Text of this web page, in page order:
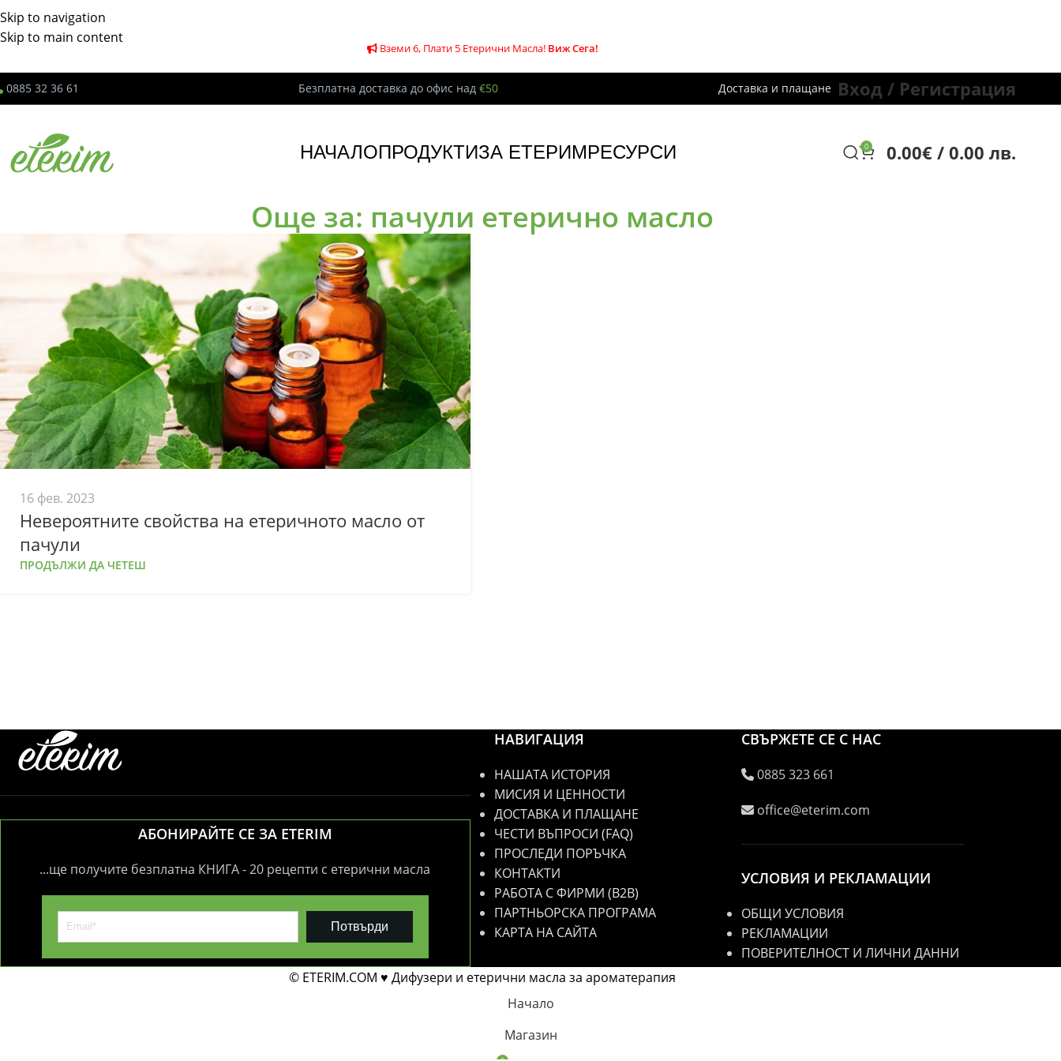
Skip to navigation
Skip to main content
Вземи 6, Плати 5 Етерични Масла! Виж Сега!
0885 32 36 61 Безплатна доставка до офис над€50 Доставка и плащане Вход / Регистрация
НАЧАЛОПРОДУКТИЗА ЕТЕРИМРЕСУРСИ 0 0.00€/ 0.00 лв.
Още за: пачули етерично масло
16 фев. 2023
Невероятните свойства на етеричното масло от
пачули
ПРОДЪЛЖИ ДА ЧЕТЕШ
АБОНИРАЙТЕ СЕ ЗА ETERIM
...ще получите безплатна КНИГА - 20 рецепти с етерични масла
Потвърди
НАВИГАЦИЯ
НАШАТА ИСТОРИЯ
МИСИЯ И ЦЕННОСТИ
ДОСТАВКА И ПЛАЩАНЕ
ЧЕСТИ ВЪПРОСИ (FAQ)
ПРОСЛЕДИ ПОРЪЧКА
КОНТАКТИ
РАБОТА С ФИРМИ (B2B)
ПАРТНЬОРСКА ПРОГРАМА
КАРТА НА САЙТА
СВЪРЖЕТЕ СЕ С НАС
0885 323 661
office@eterim.com
УСЛОВИЯ И РЕКЛАМАЦИИ
ОБЩИ УСЛОВИЯ
РЕКЛАМАЦИИ
ПОВЕРИТЕЛНОСТ И ЛИЧНИ ДАННИ
© ETERIM.COM ♥ Дифузери и етерични масла за ароматерапия
Начало
Магазин